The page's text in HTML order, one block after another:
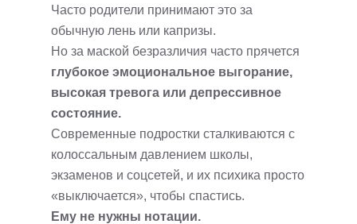
Часто родители принимают это за
обычную лень или капризы.
Но за маской безразличия часто прячется
глубокое эмоциональное выгорание,
высокая тревога или депрессивное
состояние.
Современные подростки сталкиваются с
колоссальным давлением школы,
экзаменов и соцсетей, и их психика просто
«выключается», чтобы спастись.
Ему не нужны нотации.